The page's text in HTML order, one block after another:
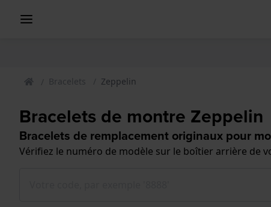
Bracelets Zeppelin
Bracelets de montre Zeppelin
Bracelets de remplacement originaux pour
Vérifiez le numéro de modèle sur le boîtier arrière de